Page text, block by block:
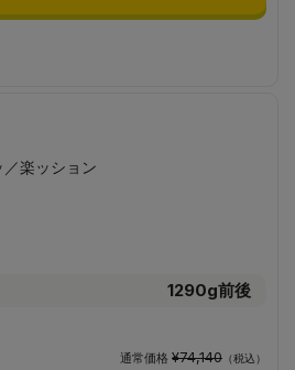
1290g前後
通常価格 ¥74,140 （税込）